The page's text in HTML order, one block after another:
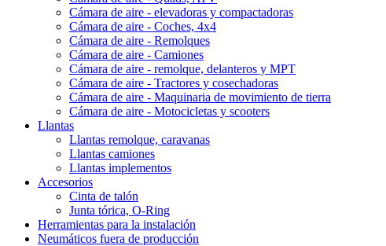
Cámara de aire - elevadoras y compactadoras
Cámara de aire - Coches, 4x4
Cámara de aire - Remolques
Cámara de aire - Camiones
Cámara de aire - remolque, delanteros y MPT
Cámara de aire - Tractores y cosechadoras
Cámara de aire - Maquinaria de movimiento de tierra
Cámara de aire - Motocicletas y scooters
Llantas
Llantas remolque, caravanas
Llantas camiones
Llantas implementos
Accesorios
Cinta de talón
Junta tórica, O-Ring
Herramientas para la instalación
Neumáticos fuera de producción